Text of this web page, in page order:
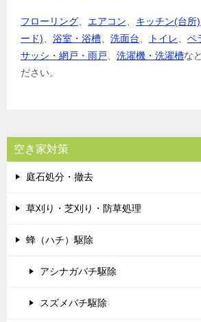
フローリング エアコン キッチン(台所)
ード)
浴室・浴槽 洗面台 トイレ ベ
サッシ・網戸・雨戸
洗濯機・洗濯槽な
ださい。
空き家対策
庭石処分・撤去
草刈り・芝刈り・防草処理
蜂（ハチ）駆除
アシナガバチ駆除
スズメバチ駆除